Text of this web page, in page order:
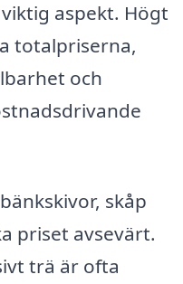
aspekt. Högt
totalpriserna,
och
skåp
priset avsevärt.
trä är ofta